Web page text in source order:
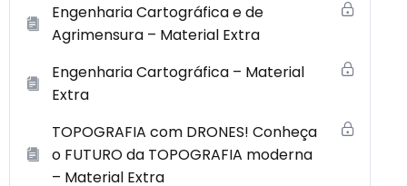
Engenharia Cartográfica e de
Agrimensura – Material Extra
Engenharia Cartográfica – Material
Extra
TOPOGRAFIA com DRONES! Conheça
o FUTURO da TOPOGRAFIA moderna
– Material Extra